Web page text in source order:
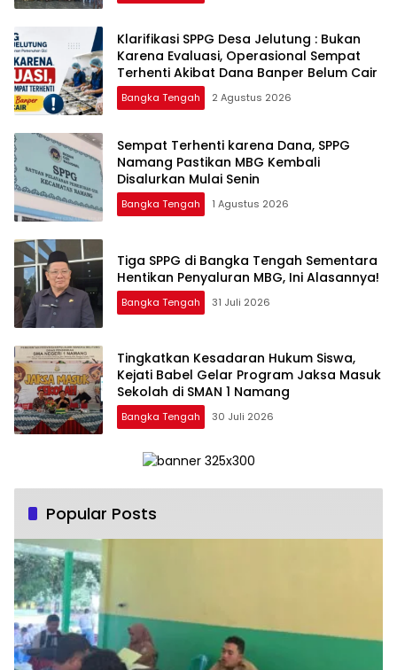
‎Klarifikasi SPPG Desa Jelutung : Bukan
Karena Evaluasi, Operasional Sempat
Terhenti Akibat Dana Banper Belum Cair
Bangka Tengah 2 Agustus 2026
‎Sempat Terhenti karena Dana, SPPG
Namang Pastikan MBG Kembali
Disalurkan Mulai Senin
Bangka Tengah 1 Agustus 2026
‎Tiga SPPG di Bangka Tengah Sementara
Bangka Tengah 31 Juli 2026
Tingkatkan Kesadaran Hukum Siswa,
Kejati Babel Gelar Program Jaksa Masuk
Sekolah di SMAN 1 Namang
Bangka Tengah 30 Juli 2026
Popular Posts